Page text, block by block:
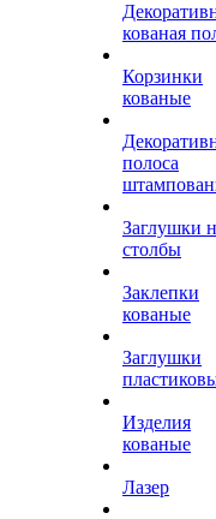
кованая
Корзинки
кованые
полоса
Заглушки
столбы
Заклепки
кованые
Заглушки
Изделия
кованые
Лазер